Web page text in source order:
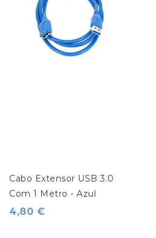
Cabo Extensor USB 3.0
Com 1 Metro - Azul
4,80 €